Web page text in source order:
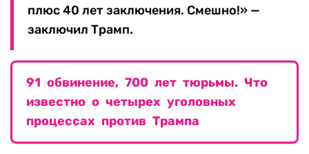
плюс 40 лет заключения. Смешно!» —
заключил Трамп.
91 обвинение, 700 лет тюрьмы. Что
известно о четырех уголовных
процессах против Трампа